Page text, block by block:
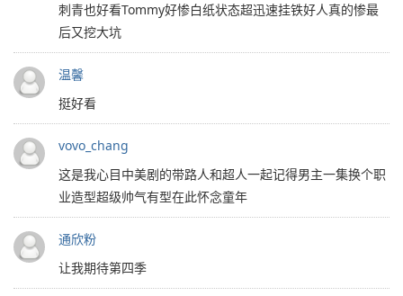
刺青也好看Tommy好惨白纸状态超迅速挂铁好人真的惨最
后又挖大坑
温馨
挺好看
vovo_chang
这是我心目中美剧的带路人和超人一起记得男主一集换个职
业造型超级帅气有型在此怀念童年
通欣粉
让我期待第四季